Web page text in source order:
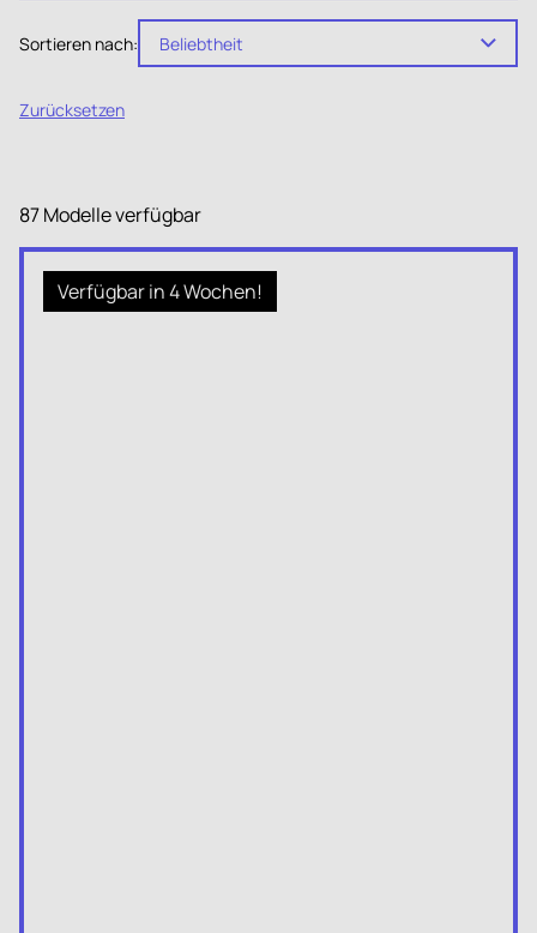
Sortieren nach: Beliebtheit
Zurücksetzen
87 Modelle verfügbar
Verfügbar in 4 Wochen!